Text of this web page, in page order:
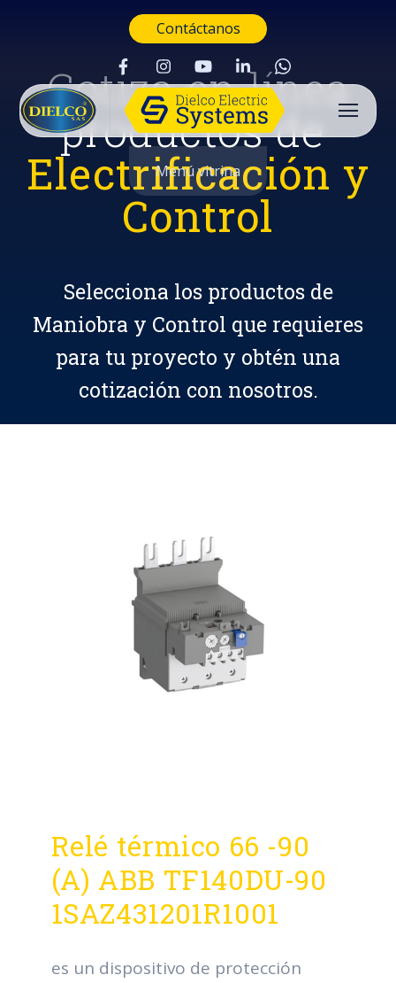
Contáctanos
Menú vitrina
Cotiza en línea
productos de
Electrificación y
Control
Selecciona los productos de
Maniobra y Control que requieres
para tu proyecto y obtén una
cotización con nosotros.
Relé térmico 66 -90
(A) ABB TF140DU-90
1SAZ431201R1001
es un dispositivo de protección